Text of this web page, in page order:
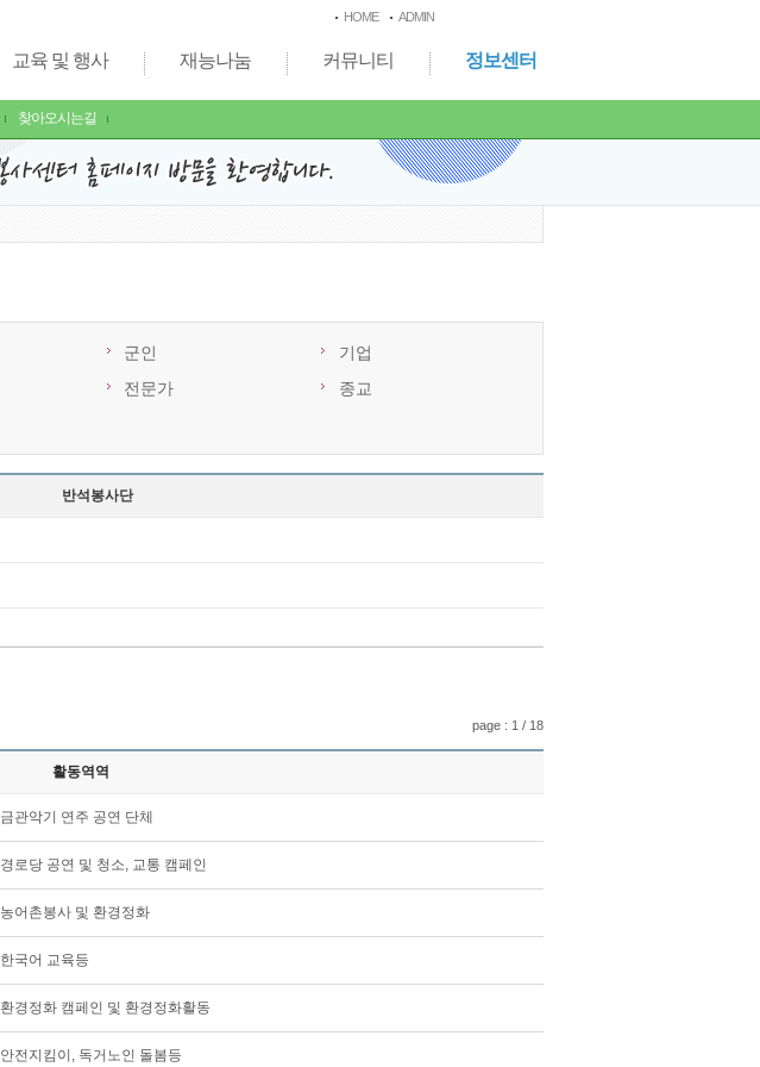
HOME ADMIN
찾아오시는길
교육 및 행사 재능나눔 커뮤니티 정보센터
군인
기업
전문가
종교
반석봉사단
page : 1 / 18
활동역역
금관악기 연주 공연 단체
경로당 공연 및 청소, 교통 캠페인
농어촌봉사 및 환경정화
한국어 교육등
환경정화 캠페인 및 환경정화활동
안전지킴이, 독거노인 돌봄등